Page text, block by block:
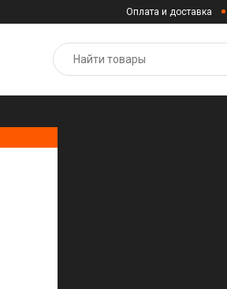
Оплата и доставка